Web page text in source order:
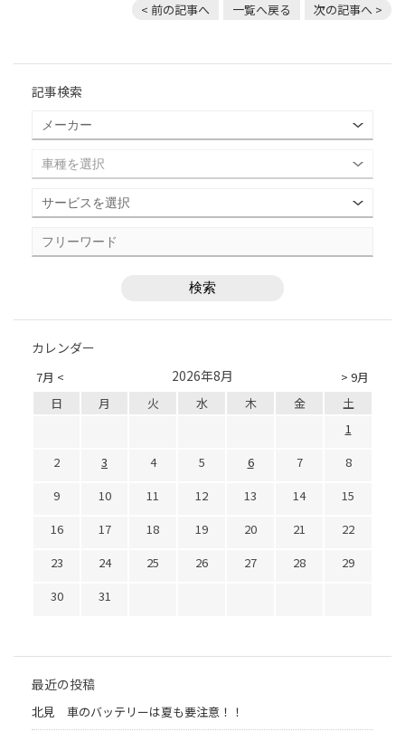
< 前の記事へ 一覧へ戻る 次の記事へ >
記事検索
カレンダー
7月 < > 9月
2026年8月
日 月 火 水 木 金
土
1
2
3 4 5 6 7
8
9
10 11 12 13 14
15
16
17 18 19 20 21
22
23
24 25 26 27 28
29
30
31
最近の投稿
北見 車のバッテリーは夏も要注意！！